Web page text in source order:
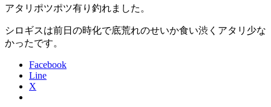
アタリポツポツ有り釣れました。
シロギスは前日の時化で底荒れのせいか食い渋くアタリ少な
かったです。
Facebook
Line
X